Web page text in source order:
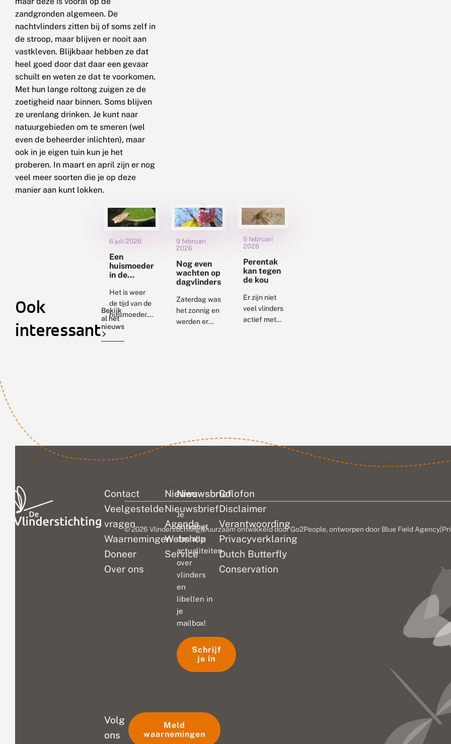
zandgronden algemeen. De
nachtvlinders zitten bij of soms zelf in
de stroop, maar blijven er nooit aan
vastkleven. Blijkbaar hebben ze dat
heel goed door dat daar een gevaar
schuilt en weten ze dat te voorkomen.
Met hun lange roltong zuigen ze de
zoetigheid naar binnen. Soms blijven
ze urenlang drinken. Je kunt naar
natuurgebieden om te smeren (wel
even de beheerder inlichten), maar
ook in je eigen tuin kun je het
proberen. In maart en april zijn er nog
veel meer soorten die je op deze
manier aan kunt lokken.
Ook
interessant
Bekijk
al het
nieuws
6 juli 2026
Een
huismoeder
in de
Het is weer
de tijd van de
huismoeder.
Deze grote,
9 februari
2026
Nog even
wachten op
dagvlinders
Zaterdag was
het zonnig en
werden er
5 februari
2026
Perentak
kan tegen
de kou
Er zijn niet
veel vlinders
actief met
Contact
Veelgestelde
vragen
Waarnemingen
Doneer
Over ons
Nieuws
Nieuwsbrief
Agenda
Webshop
Service
Colofon
Disclaimer
Verantwoording
Privacyverklaring
Dutch Butterfly
Conservation
Nieuwsbrief
Je
ontvangt
dan alle
actualiteiten
over
vlinders
en
libellen in
je
mailbox!
Schrijf
je in
Volg
ons
Meld
waarnemingen
© 2026 Vlinderstichting|Duurzaam ontwikkeld doorGo2People, ontworpen door Blue Field Agency